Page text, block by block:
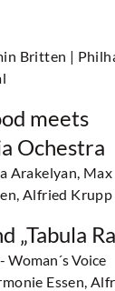
Britten |
meets
Ochestra
Arakelyan, Max
Alfried Krupp
„Tabula
Woman´s Voice
Essen,